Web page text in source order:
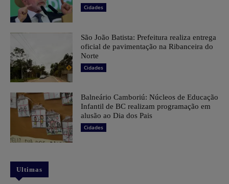
Cidades
São João Batista: Prefeitura realiza entrega
oficial de pavimentação na Ribanceira do
Norte
Cidades
Balneário Camboriú: Núcleos de Educação
Infantil de BC realizam programação em
alusão ao Dia dos Pais
Cidades
Ultimas